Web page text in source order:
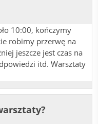
10:00, kończymy
robimy przerwę na
jeszcze jest czas na
itd. Warsztaty